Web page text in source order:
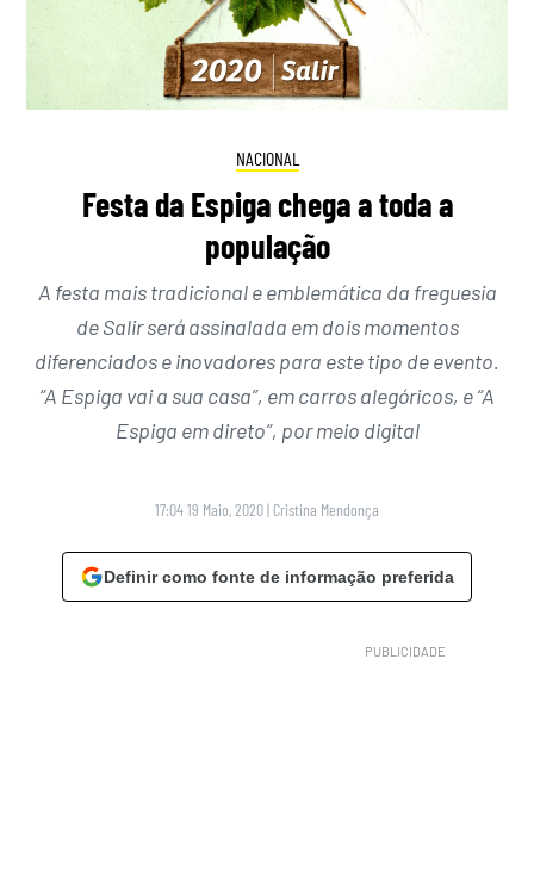
NACIONAL
Festa da Espiga chega a toda a
população
A festa mais tradicional e emblemática da freguesia
de Salir será assinalada em dois momentos
diferenciados e inovadores para este tipo de evento.
“A Espiga vai a sua casa”, em carros alegóricos, e “A
Espiga em direto”, por meio digital
17:04 19 Maio, 2020| Cristina Mendonça
Definir como fonte de informação preferida